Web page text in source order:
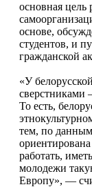
основная
основе,
студентов, и
гражданской
«У
сверстниками
То есть,
тем, по
работать,
молодежи
Европу», —